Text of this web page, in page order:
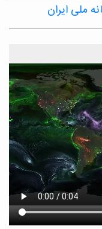
ملی ایران